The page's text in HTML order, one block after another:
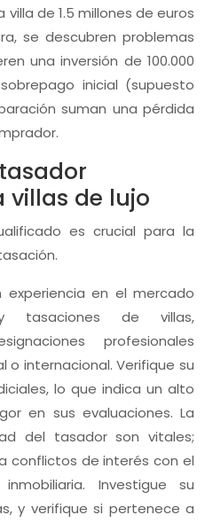
de 1.5 millones de euros
se descubren problemas
una inversión de 100.000
inicial (supuesto
suman una pérdida
villas de lujo
es crucial para la
experiencia en el mercado
tasaciones de villas,
profesionales
o internacional. Verifique su
lo que indica un alto
en sus evaluaciones. La
del tasador son vitales;
conflictos de interés con el
Investigue su
y verifique si pertenece a